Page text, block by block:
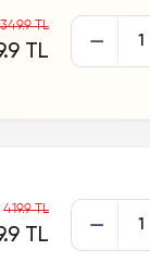
349.9 TL
TL
419.9 TL
TL